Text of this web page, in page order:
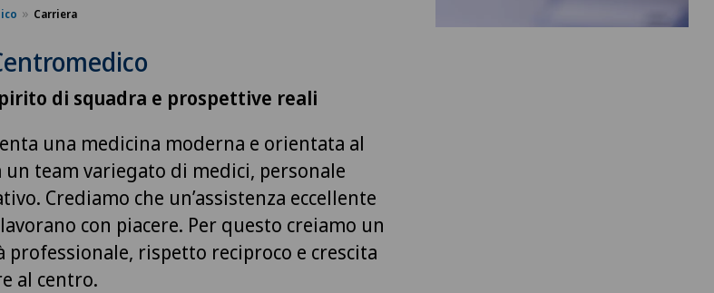
Carriera
di squadra e prospettive reali
una medicina moderna e orientata al
team variegato di medici, personale
Crediamo che un’assistenza eccellente
con piacere. Per questo creiamo un
rispetto reciproco e crescita
al centro.